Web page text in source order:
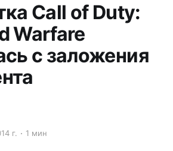
Call of Duty:
Warfare
с заложения
г. 1 мин